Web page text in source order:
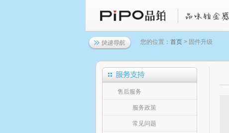
您的位置： 首页 > 固件升级
售后服务
服务政策
常见问题